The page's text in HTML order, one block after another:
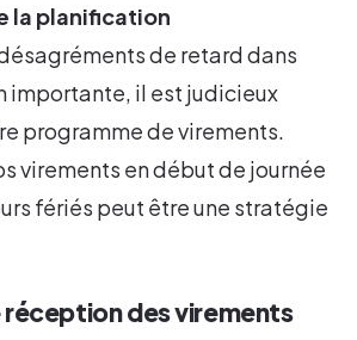
la planification
de retard dans
importante, il est judicieux
programme de virements.
virements en début de journée
fériés peut être une stratégie
réception des virements